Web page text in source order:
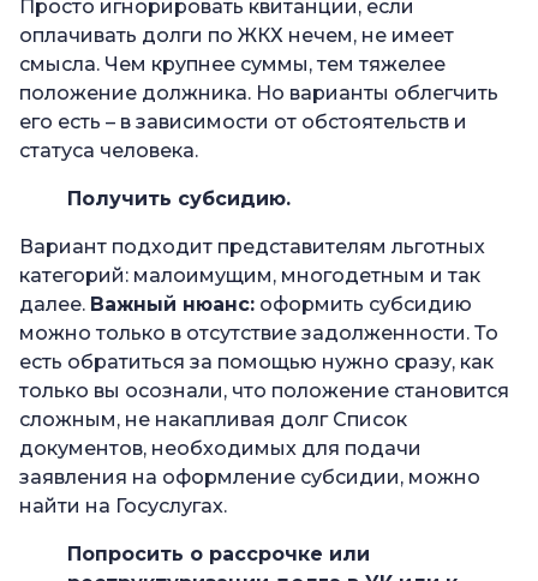
Просто игнорировать квитанции, если
оплачивать долги по ЖКХ нечем, не имеет
смысла. Чем крупнее суммы, тем тяжелее
положение должника. Но варианты облегчить
его есть – в зависимости от обстоятельств и
статуса человека.
Получить субсидию.
Вариант подходит представителям льготных
категорий: малоимущим, многодетным и так
далее. Важный нюанс: оформить субсидию
можно только в отсутствие задолженности. То
есть обратиться за помощью нужно сразу, как
только вы осознали, что положение становится
сложным, не накапливая долг Список
документов, необходимых для подачи
заявления на оформление субсидии, можно
найти на Госуслугах.
Попросить о рассрочке или